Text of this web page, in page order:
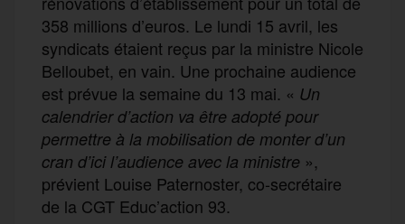
358 millions d’euros. Le lundi 15 avril, les
syndicats étaient reçus par la ministre Nicole
Belloubet, en vain. Une prochaine audience
est prévue la semaine du 13 mai. « Un
calendrier d’action va être adopté pour
permettre à la mobilisation de monter d’un
cran d’ici l’audience avec la ministre »,
prévient Louise Paternoster, co-secrétaire
de la CGT Educ’action 93.